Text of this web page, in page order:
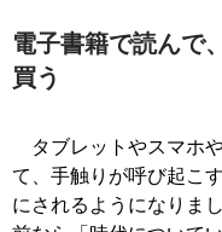
電子書籍で読んで
買う
タブレットやスマホ
て、手触りが呼び起こ
にされるようになりま